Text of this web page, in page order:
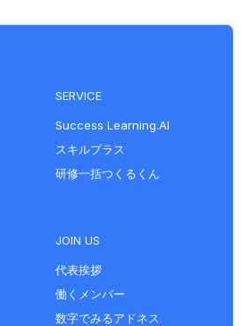
SERVICE
Success Learning.AI
スキルプラス
研修一括つくるくん
JOIN US
代表挨拶
働くメンバー
数字でみるアドネス